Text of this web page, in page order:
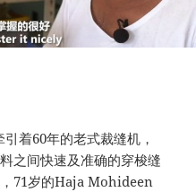
着60年的老式裁缝机，
之间快速及准确的穿梭缝
71岁的Haja Mohideen